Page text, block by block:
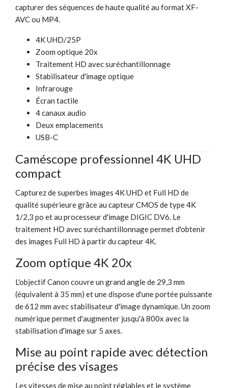
capturer des séquences de haute qualité au format XF-
AVC ou MP4.
4K UHD/25P
Zoom optique 20x
Traitement HD avec suréchantillonnage
Stabilisateur d'image optique
Infrarouge
Écran tactile
4 canaux audio
Deux emplacements
USB-C
Caméscope professionnel 4K UHD
compact
Capturez de superbes images 4K UHD et Full HD de
qualité supérieure grâce au capteur CMOS de type 4K
1/2,3 po et au processeur d'image DIGIC DV6. Le
traitement HD avec suréchantillonnage permet d'obtenir
des images Full HD à partir du capteur 4K.
Zoom optique 4K 20x
L'objectif Canon couvre un grand angle de 29,3 mm
(équivalent à 35 mm) et une dispose d'une portée puissante
de 612 mm avec stabilisateur d'image dynamique. Un zoom
numérique permet d'augmenter jusqu'à 800x avec la
stabilisation d'image sur 5 axes.
Mise au point rapide avec détection
précise des visages
Les vitesses de mise au point réglables et le système